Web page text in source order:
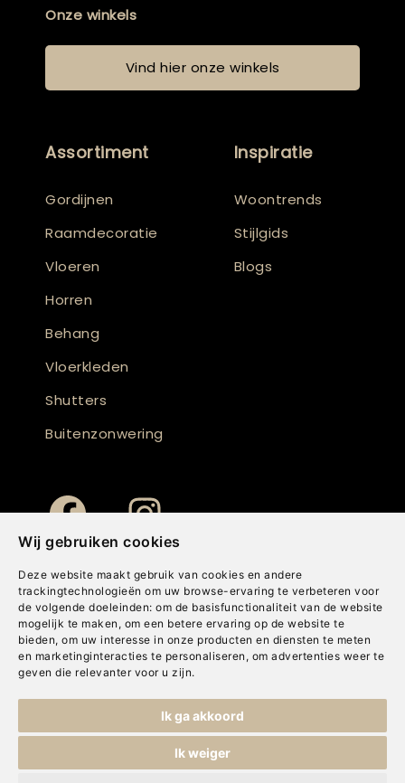
Wij gebruiken cookies
Deze website maakt gebruik van cookies en andere
trackingtechnologieën om uw browse-ervaring te verbeteren voor
de volgende doeleinden: om de basisfunctionaliteit van de website
mogelijk te maken , om een betere ervaring op de website te
bieden, om uw interesse in onze producten en diensten te meten
en marketinginteracties te personaliseren , om advertenties weer te
geven die relevanter voor u zijn.
Ik ga akkoord
Ik weiger
Onze winkels
Vind hier onze winkels
Assortiment
Gordijnen
Raamdecoratie
Vloeren
Horren
Behang
Vloerkleden
Shutters
Buitenzonwering
Inspiratie
Woontrends
Stijlgids
Blogs
Cookies